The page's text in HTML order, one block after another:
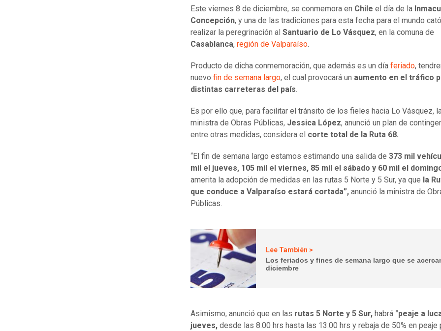
Este viernes 8 de diciembre, se conmemora en Chile el día de la
Concepción, y una de las tradiciones para esta fecha para el mundo
realizar la peregrinación al Santuario de Lo Vásquez, en la comuna de
Casablanca, región de Valparaíso.
Producto de dicha conmemoración, que además es un día feriado,
nuevo fin de semana largo, el cual provocará un aumento en el tráfico
distintas carreteras del país.
Es por ello que, para facilitar el tránsito de los fieles hacia Lo Vásquez,
ministra de Obras Públicas, Jessica López, anunció un plan de
entre otras medidas, considera el corte total de la Ruta 68.
“El fin de semana largo estamos estimando una salida de 373 mil
mil el jueves, 105 mil el viernes, 85 mil el sábado y 60 mil el
amerita la adopción de medidas en las rutas 5 Norte y 5 Sur, ya que la
que conduce a Valparaíso estará cortada”, anunció la ministra de
Públicas.
Lee También >
Los feriados y fines de semana largo que se
diciembre
Asimismo, anunció que en las rutas 5 Norte y 5 Sur, habrá "peaje a
jueves, desde las 8.00 hrs hasta las 13.00 hrs y rebaja de 50% en peaje